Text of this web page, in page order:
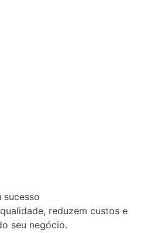
sucesso
reduzem custos e
seu negócio.